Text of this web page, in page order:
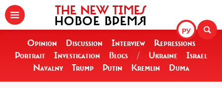
РУ
THE NEW TIMES
НОВОЕ ВРЕМЯ
Opinion Discussion Interview
Repressions
Portrait
Investigation Blogs / Ukraine
Israel
Navalny
Trump Putin Kremlin Duma